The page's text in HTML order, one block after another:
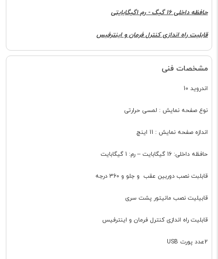
حافظه داخلی 16 گیگ - رم 1گیگابایتی
قابلیت راه اندازی کنترل فرمان و اینترفیس
مشخصات فنی
اندروید 10
نوع صفحه نمایش : لمسی حرارتی
اندازه صفحه نمایش : 11 اینچ
حافظه داخلی: 16 گیگابایت – رم: 1 گیگابایت
قابلبت نصب دوربین عقب و جلو و 360 درجه
قابیلیت نصب مانیتور پشت سری
قابلیت راه اندازی کنترل فرمان و اینترفیس
2عدد پورت USB